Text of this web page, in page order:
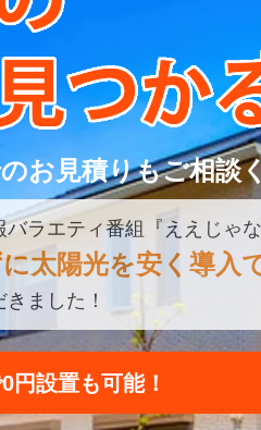
お見積りもご相談
バラエティ番組 『ええじゃ
太陽光を安く導入
ました！
してみる